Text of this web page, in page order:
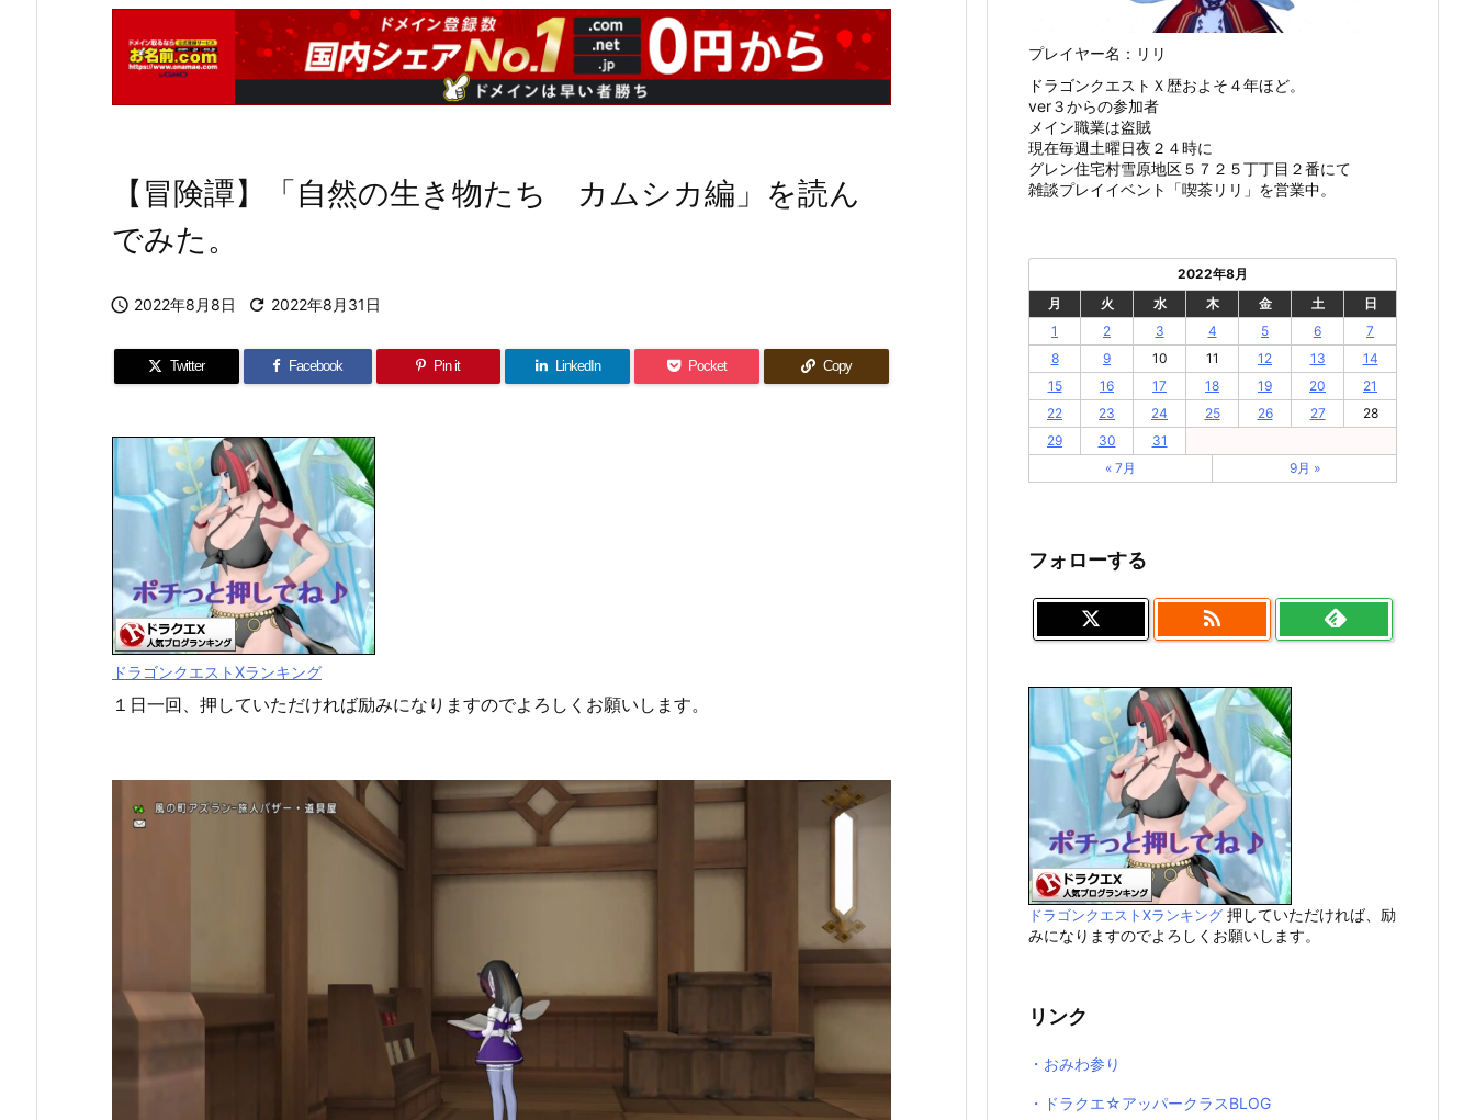
【冒険譚】「自然の生き物たち カムシカ編」を読ん
でみた。
 2022年8月8日  2022年8月31日
Twitter Facebook Pin it LinkedIn Pocket Copy
ドラゴンクエストXランキング
１日一回、押していただければ励みになりますのでよろしくお願いします。
プレイヤー名：リリ
ドラゴンクエストＸ歴およそ４年ほど。
ver３からの参加者
メイン職業は盗賊
現在毎週土曜日夜２４時に
グレン住宅村雪原地区５７２５丁丁目２番にて
雑談プレイイベント「喫茶リリ」を営業中。
2022年8月
月
火 水 木 金 土
日
1
2 3 4 5 6
7
8
9 10 11 12 13
14
15
16 17 18 19 20
21
22
23 24 25 26 27
28
29
30
31
« 7月
9月 »
フォローする

ドラゴンクエストXランキング 押していただければ、励
みになりますのでよろしくお願いします。
リンク
・おみわ参り
・ドラクエ☆アッパークラスBLOG